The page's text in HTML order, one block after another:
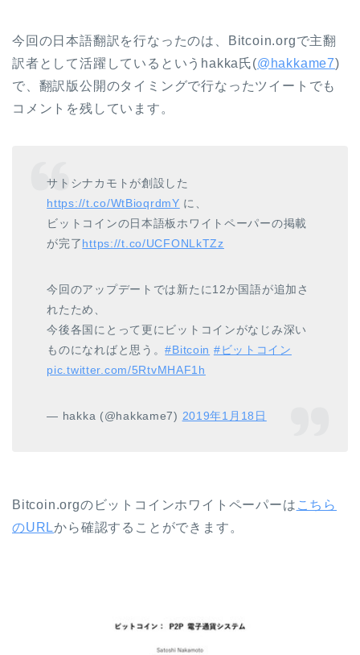
今回の日本語翻訳を行なったのは、Bitcoin.orgで主翻
訳者として活躍しているというhakka氏(@hakkame7)
で、翻訳版公開のタイミングで行なったツイートでも
コメントを残しています。
サトシナカモトが創設した
https://t.co/WtBioqrdmY に、
ビットコインの日本語板ホワイトペーパーの掲載
が完了https://t.co/UCFONLkTZz
今回のアップデートでは新たに12か国語が追加さ
れたため、
今後各国にとって更にビットコインがなじみ深い
ものになればと思う。#Bitcoin #ビットコイン
pic.twitter.com/5RtvMHAF1h
— hakka (@hakkame7) 2019年1月18日
Bitcoin.orgのビットコインホワイトペーパーは こちら
のURLから確認することができます。